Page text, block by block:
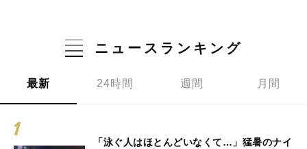
ニュースランキング
最新 24時間 週間 月間
「泳ぐ人はほとんどいなくて…」猛暑のナイ